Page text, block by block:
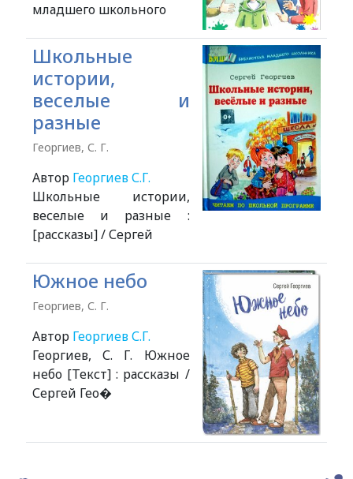
младшего школьного
Школьные
истории,
веселые и
разные
Георгиев, С. Г.
Автор Георгиев С.Г.
Школьные истории,
веселые и разные :
[рассказы] / Сергей
Южное небо
Георгиев, С. Г.
Автор Георгиев С.Г.
Георгиев, С. Г. Южное
небо [Текст] : рассказы /
Сергей Гео�